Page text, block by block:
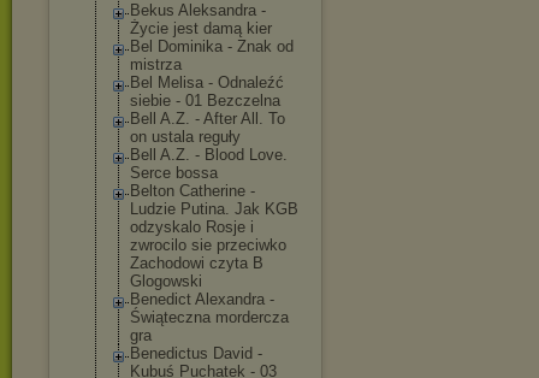
Bekus Aleksandra -
Życie jest damą kier
Bel Dominika - Znak od
mistrza
Bel Melisa - Odnaleźć
siebie - 01 Bezczelna
Bell A.Z. - After All. To
on ustala reguły
Bell A.Z. - Blood Love.
Serce bossa
Belton Catherine -
Ludzie Putina. Jak KGB
odzyskalo Rosje i
zwrocilo sie przeciwko
Zachodowi czyta B
Glogowski
Benedict Alexandra -
Świąteczna mordercza
gra
Benedictus David -
Kubuś Puchatek - 03